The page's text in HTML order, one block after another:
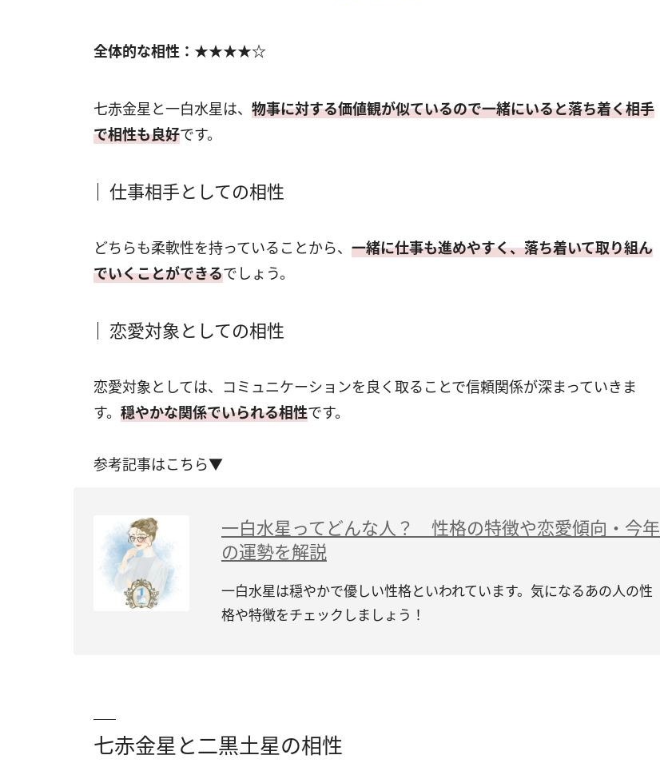
全体的な相性：★★★★☆
七赤金星と一白水星は、 物事に対する価値観が似ているので一緒にいると落ち着く相手
で相性も良好です。
仕事相手としての相性
どちらも柔軟性を持っていることから、 一緒に仕事も進めやすく、落ち着いて取り組ん
でいくことができるでしょう。
恋愛対象としての相性
恋愛対象としては、コミュニケーションを良く取ることで信頼関係が深まっていきま
す。 穏やかな関係でいられる相性です。
参考記事はこちら▼
一白水星ってどんな人？ 性格の特徴や恋愛傾向・今年
の運勢を解説
一白水星は穏やかで優しい性格といわれています。気になるあの人の性
格や特徴をチェックしましょう！
七赤金星と二黒土星の相性